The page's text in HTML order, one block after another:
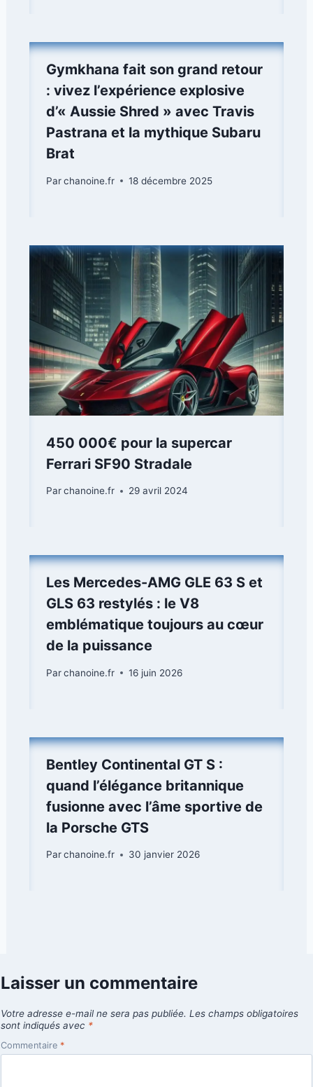
Gymkhana fait son grand retour
: vivez l’expérience explosive
d’« Aussie Shred » avec Travis
Pastrana et la mythique Subaru
Brat
Parchanoine.fr 18 décembre 2025
450 000€ pour la supercar
Ferrari SF90 Stradale
Parchanoine.fr 29 avril 2024
Les Mercedes-AMG GLE 63 S et
GLS 63 restylés : le V8
emblématique toujours au cœur
de la puissance
Parchanoine.fr 16 juin 2026
Bentley Continental GT S :
quand l’élégance britannique
fusionne avec l’âme sportive de
la Porsche GTS
Parchanoine.fr 30 janvier 2026
Laisser un commentaire
Votre adresse e-mail ne sera pas publiée. Les champs obligatoires
sont indiqués avec *
Commentaire *